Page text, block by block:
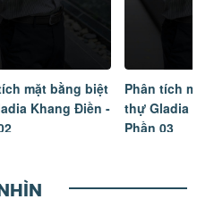
mặt bằng biệt
Khang Điền -
Phân tích
thự Gladia
Phần 03